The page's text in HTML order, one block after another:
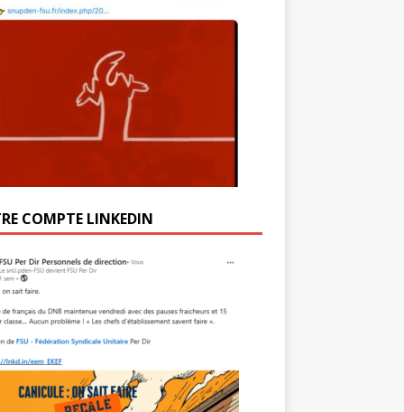
COMPTE LINKEDIN